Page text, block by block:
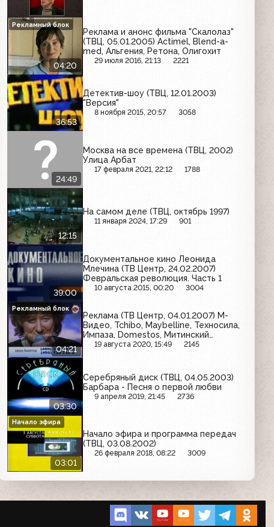
04:20
Реклама и анонс фильма "Скалолаз"
(ТВЦ, 05.01.2005) Actimel, Blend-a-
med, Альгения, Ретона, Олигохит
29 июля 2016, 21:13 2221
Рекламный блок
36:53
Детектив-шоу (ТВЦ, 12.01.2003)
"Версия"
8 ноября 2015, 20:57 3058
24:49
Москва на все времена (ТВЦ, 2002)
Улица Арбат
17 февраля 2021, 22:12 1788
12:15
На самом деле (ТВЦ, октябрь 1997)
11 января 2024, 17:29 901
39:00
Документальное кино Леонида
Млечина (ТВ Центр, 24.02.2007)
Февральская революция. Часть 1
10 августа 2015, 00:20 3004
04:21
Реклама (ТВ Центр, 04.01.2007) М-
Видео, Tchibo, Maybelline, Техносила,
Импаза, Domestos, Митинский
радиорынок, Sagitta,
19 августа 2020, 15:49 2145
Рекламный блок
03:30
Серебряный диск (ТВЦ, 04.05.2003)
Барбара - Песня о первой любви
9 апреля 2019, 21:45 2736
03:01
Начало эфира и программа передач
(ТВЦ, 03.08.2002)
26 февраля 2018, 08:22 3009
Начало эфира